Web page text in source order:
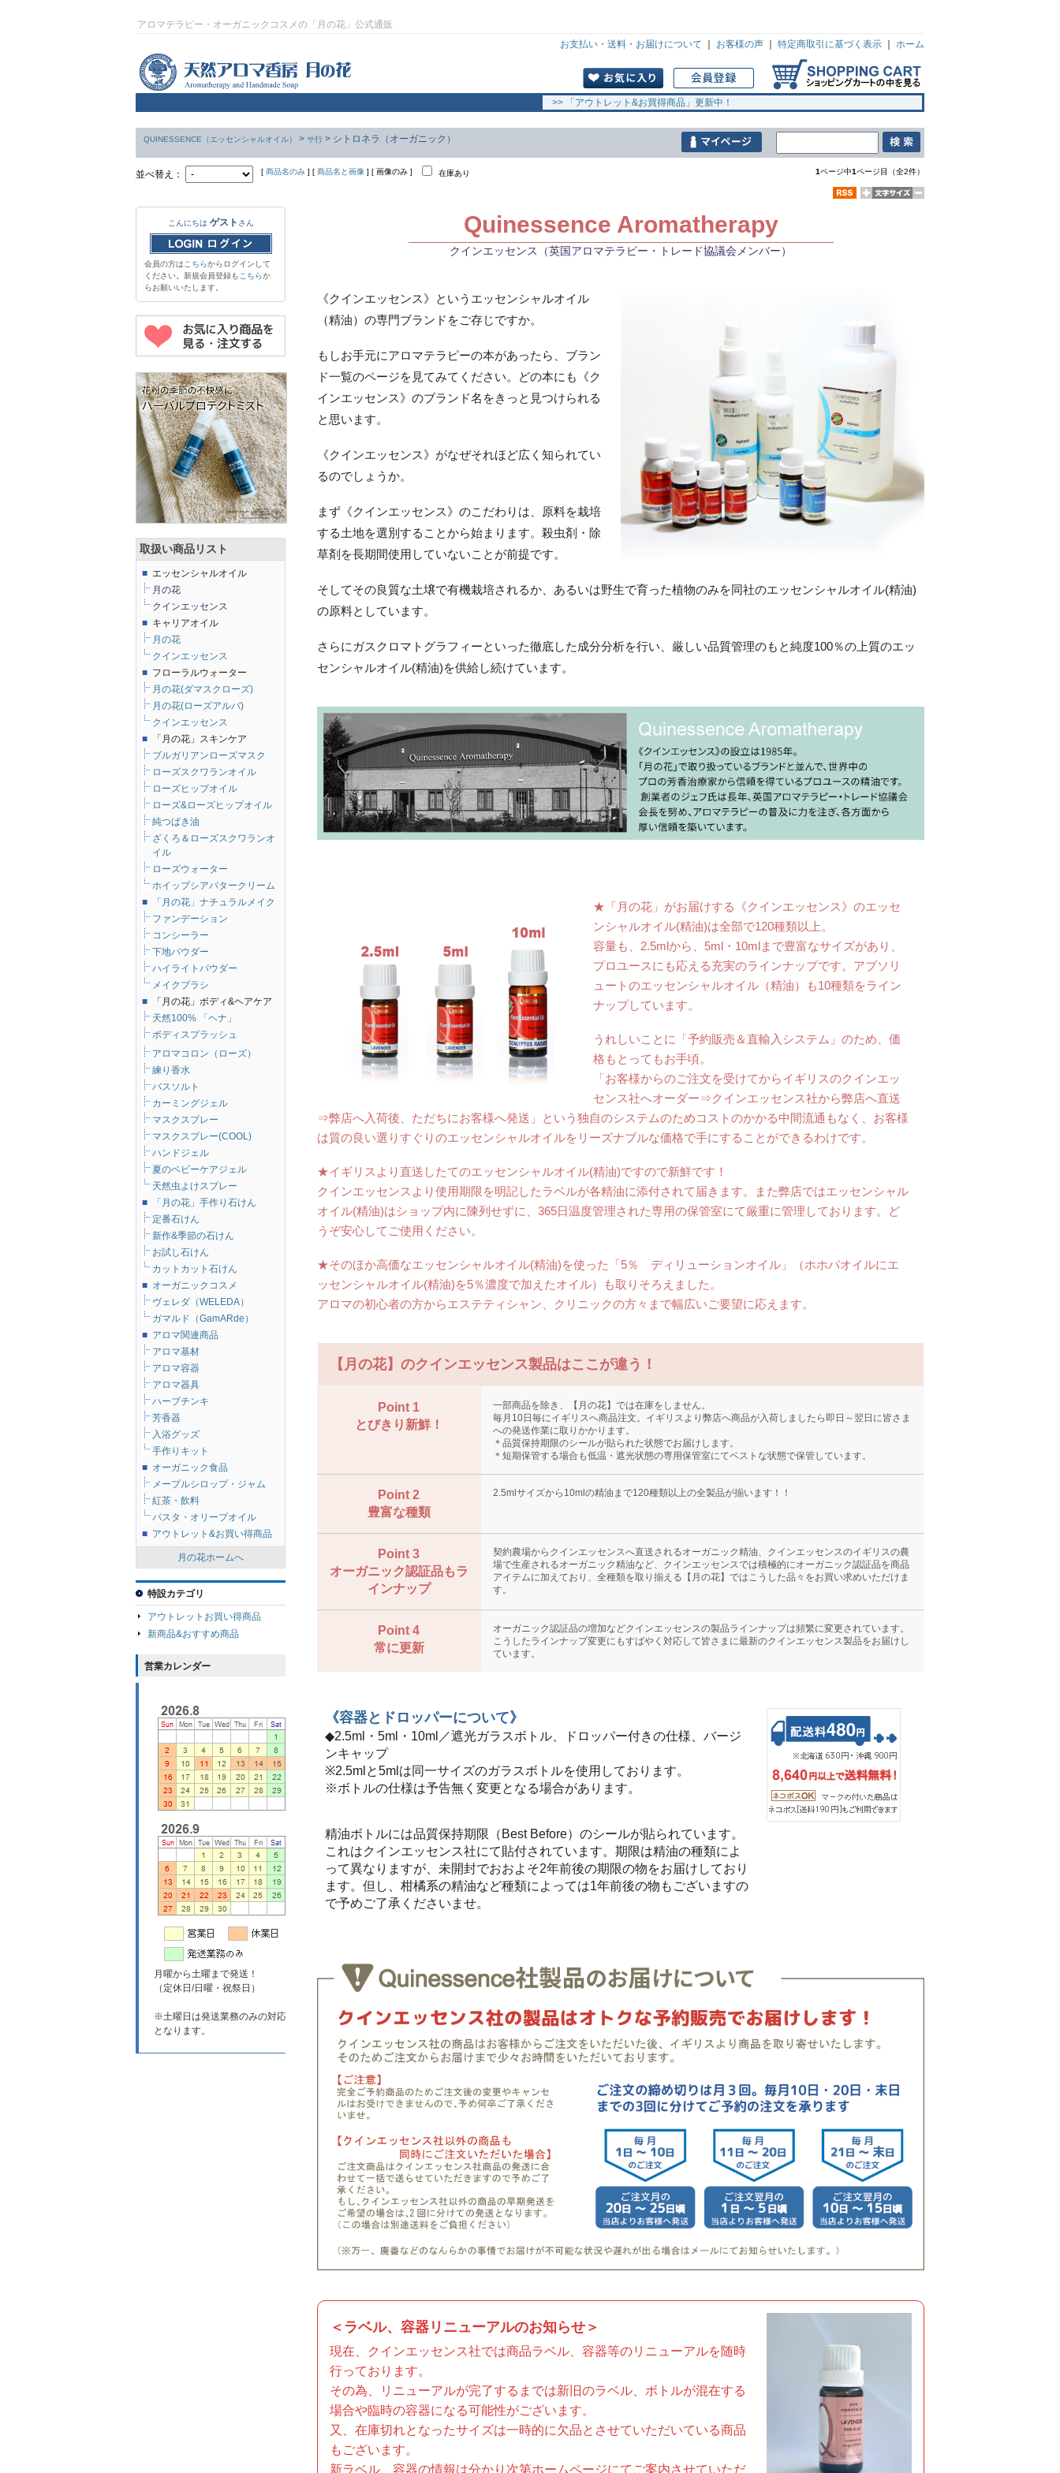
アロマテラピー・オーガニックコスメの「月の花」公式通販
お支払い・送料・お届けについて
お客様の声 特定商取引に基づく表示 ホーム
>> 「アウトレット&お買得商品」更新中！
QUINESSENCE（エッセンシャルオイル） > サ行 > シトロネラ（オーガニック）
並べ替え： [ 商品名のみ ] [ 商品名と画像 ] [ 画像のみ ] 在庫あり 1ページ中1ページ目（全2件）
Quinessence Aromatherapy
クインエッセンス（英国アロマテラピー・トレード協議会メンバー）
《クインエッセンス》というエッセンシャルオイル
（精油）の専門ブランドをご存じですか。
もしお手元にアロマテラピーの本があったら、ブラン
ド一覧のページを見てみてください。どの本にも《ク
インエッセンス》のブランド名をきっと見つけられる
と思います。
《クインエッセンス》がなぜそれほど広く知られてい
るのでしょうか。
まず《クインエッセンス》のこだわりは、原料を栽培
する土地を選別することから始まります。殺虫剤・除
草剤を長期間使用していないことが前提です。
そしてその良質な土壌で有機栽培されるか、あるいは野生で育った植物のみを同社のエッセンシャルオイル(精油)
の原料としています。
さらにガスクロマトグラフィーといった徹底した成分分析を行い、厳しい品質管理のもと純度100％の上質のエッ
センシャルオイル(精油)を供給し続けています。
★「月の花」がお届けする《クインエッセンス》のエッセ
ンシャルオイル(精油)は全部で120種類以上。
容量も、2.5mlから、5ml・10mlまで豊富なサイズがあり、
プロユースにも応える充実のラインナップです。アブソリ
ュートのエッセンシャルオイル（精油）も10種類をライン
ナップしています。
うれしいことに「予約販売＆直輸入システム」のため、価
格もとってもお手頃。
「お客様からのご注文を受けてからイギリスのクインエッ
センス社へオーダー⇒クインエッセンス社から弊店へ直送
⇒弊店へ入荷後、ただちにお客様へ発送」という独自のシステムのためコストのかかる中間流通もなく、お客様
は質の良い選りすぐりのエッセンシャルオイルをリーズナブルな価格で手にすることができるわけです。
★イギリスより直送したてのエッセンシャルオイル(精油)ですので新鮮です！
クインエッセンスより使用期限を明記したラベルが各精油に添付されて届きます。また弊店ではエッセンシャル
オイル(精油)はショップ内に陳列せずに、365日温度管理された専用の保管室にて厳重に管理しております。ど
うぞ安心してご使用ください。
★そのほか高価なエッセンシャルオイル(精油)を使った「5％ ディリューションオイル」（ホホバオイルにエ
ッセンシャルオイル(精油)を5％濃度で加えたオイル）も取りそろえました。
アロマの初心者の方からエステティシャン、クリニックの方々まで幅広いご要望に応えます。
【月の花】のクインエッセンス製品はここが違う！
Point 1
とびきり新鮮！
一部商品を除き、【月の花】では在庫をしません。
毎月10日毎にイギリスへ商品注文。イギリスより弊店へ商品が入荷しましたら即日～翌日に皆さま
への発送作業に取りかかります。
＊品質保持期限のシールが貼られた状態でお届けします。
＊短期保管する場合も低温・遮光状態の専用保管室にてベストな状態で保管しています。
Point 2
豊富な種類
2.5mlサイズから10mlの精油まで120種類以上の全製品が揃います！！
Point 3
オーガニック認証品もラ
インナップ
契約農場からクインエッセンスへ直送されるオーガニック精油、クインエッセンスのイギリスの農
場で生産されるオーガニック精油など、クインエッセンスでは積極的にオーガニック認証品を商品
アイテムに加えており、全種類を取り揃える【月の花】ではこうした品々をお買い求めいただけま
す。
Point 4
常に更新
オーガニック認証品の増加などクインエッセンスの製品ラインナップは頻繁に変更されています。
こうしたラインナップ変更にもすばやく対応して皆さまに最新のクインエッセンス製品をお届けし
ています。
《容器とドロッパーについて》
◆2.5ml・5ml・10ml／遮光ガラスボトル、ドロッパー付きの仕様、バージ
ンキャップ
※2.5mlと5mlは同一サイズのガラスボトルを使用しております。
※ボトルの仕様は予告無く変更となる場合があります。
精油ボトルには品質保持期限（Best Before）のシールが貼られています。
これはクインエッセンス社にて貼付されています。期限は精油の種類によ
って異なりますが、未開封でおおよそ2年前後の期限の物をお届けしており
ます。但し、柑橘系の精油など種類によっては1年前後の物もございますの
で予めご了承くださいませ。
＜ラベル、容器リニューアルのお知らせ＞
現在、クインエッセンス社では商品ラベル、容器等のリニューアルを随時
行っております。
その為、リニューアルが完了するまでは新旧のラベル、ボトルが混在する
場合や臨時の容器になる可能性がございます。
又、在庫切れとなったサイズは一時的に欠品とさせていただいている商品
もございます。
新ラベル、容器の情報は分かり次第ホームページにてご案内させていただ
こんにちは ゲスト さん
会員の方はこちらからログインして
ください。新規会員登録もこちらか
らお願いいたします。
取扱い商品リスト
■ エッセンシャルオイル
月の花
クインエッセンス
■ キャリアオイル
月の花
クインエッセンス
■ フローラルウォーター
月の花(ダマスクローズ)
月の花(ローズアルバ)
クインエッセンス
■
「月の花」スキンケア
ブルガリアンローズマスク
ローズスクワランオイル
ローズヒップオイル
ローズ&ローズヒップオイル
純つばき油
ざくろ＆ローズスクワランオ
イル
ローズウォーター
ホイップシアバタークリーム
■
「月の花」ナチュラルメイク
ファンデーション
コンシーラー
下地パウダー
ハイライトパウダー
メイクブラシ
■
「月の花」ボディ&ヘアケア
天然100% 「ヘナ」
ボディスプラッシュ
アロマコロン（ローズ）
練り香水
バスソルト
カーミングジェル
マスクスプレー
マスクスプレー(COOL)
ハンドジェル
夏のベビーケアジェル
天然虫よけスプレー
■
「月の花」手作り石けん
定番石けん
新作&季節の石けん
お試し石けん
カットカット石けん
■ オーガニックコスメ
ヴェレダ（WELEDA）
ガマルド（GamARde）
■ アロマ関連商品
アロマ基材
アロマ容器
アロマ器具
ハーブチンキ
芳香器
入浴グッズ
手作りキット
■ オーガニック食品
メープルシロップ・ジャム
紅茶・飲料
パスタ・オリーブオイル
■ アウトレット&お買い得商品
月の花ホームへ
特設カテゴリ
アウトレットお買い得商品
新商品&おすすめ商品
営業カレンダー
月曜から土曜まで発送！
（定休日/日曜・祝祭日）
※土曜日は発送業務のみの対応
となります。